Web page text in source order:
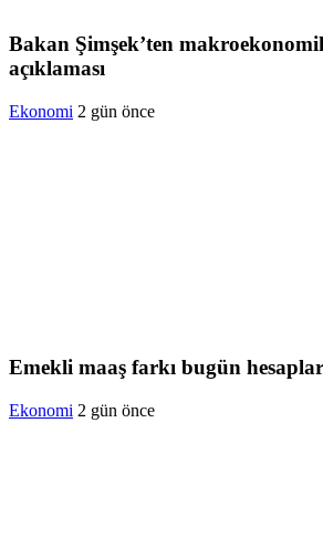
Bakan Şimşek’ten
açıklaması
Ekonomi 2 gün önce
Emekli maaş farkı bugün
Ekonomi 2 gün önce